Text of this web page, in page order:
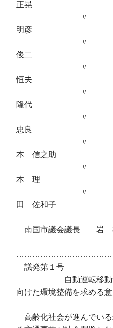
正晃
〃
明彦
〃
俊二
〃
恒夫
〃
隆代
〃
忠良
〃
本 信之助
〃
本 理
〃
田 佐和子
南国市議会議長
議発第１号
自動運転移動サー
向けた環境整備を求める
高齢化社会が進んでい